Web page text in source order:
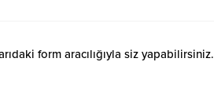
form aracılığıyla siz yapabilirsiniz.